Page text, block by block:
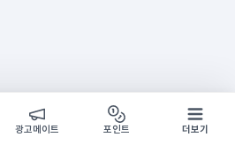
쇼핑몰 구경하기
방문시 1G
광고메이트 포인트 더보기